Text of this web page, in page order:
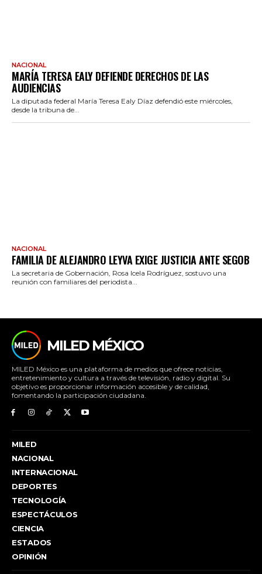
NACIONAL
MARÍA TERESA EALY DEFIENDE DERECHOS DE LAS
AUDIENCIAS
La diputada federal María Teresa Ealy Díaz defendió este miércoles,
desde la tribuna de...
NACIONAL
FAMILIA DE ALEJANDRO LEYVA EXIGE JUSTICIA ANTE SEGOB
La secretaria de Gobernación, Rosa Icela Rodríguez, sostuvo una
reunión con familiares del periodista...
MILED MÉXICO
MILED México es una plataforma de medios que ofrece noticias,
entretenimiento y cultura a través de televisión, radio y digital. Su
objetivo es proporcionar información accesible y de calidad,
fomentando la participación ciudadana.
MILED
NACIONAL
INTERNACIONAL
DEPORTES
TECNOLOGÍA
ESPECTÁCULOS
CIENCIA
ESTADOS
OPINIÓN